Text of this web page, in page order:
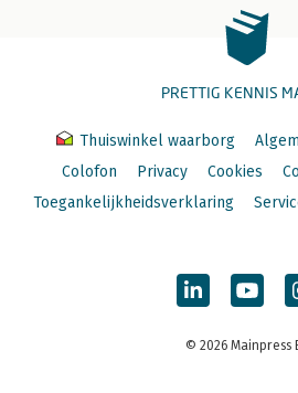
PRETTIG KENNIS
Thuiswinkel waarborg
Colofon
Privacy Cookies
Toegankelijkheidsverklaring
© 2026 Mainpress